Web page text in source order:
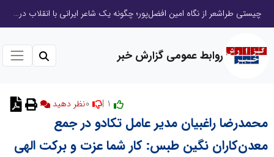
چیستی طراشعر از نگاه امین افضل‌پور؛ چگونه یک شاعر ایرانی با انقلاب در جایگاه حرف، شعر را از متن خطی به میدان ادراک بصری تبدیل کرد؟
روابط عمومی گزارش خبر
نظر دهید
محمدرضا راغبیان مدیر عامل تکادو در جمع
معدن‌کاران نگین طبس: کار شما عزت و برکت الهی